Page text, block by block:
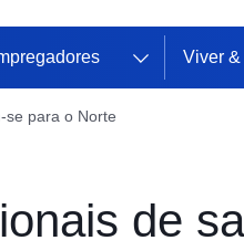
Viver
se para o Norte
de